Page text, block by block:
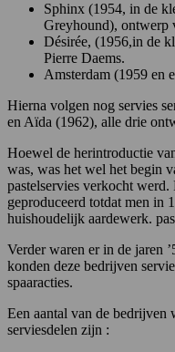
Sphinx (1954, in de
Greyhound), ontwerp
Désirée, (1956,in de
Pierre Daems.
Amsterdam (1959 en
Hierna volgen nog servies
en Aïda (1962), alle drie
Hoewel de herintroductie
was, was het wel het begin
pastelservies verkocht
geproduceerd totdat men in
huishoudelijk aardewerk.
Verder waren er in de jaren
konden deze bedrijven
spaaracties.
Een aantal van de bedrijven
serviesdelen zijn :